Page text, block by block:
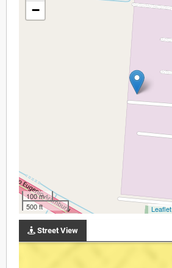
−
100 m
500 ft
Leaflet
Street View